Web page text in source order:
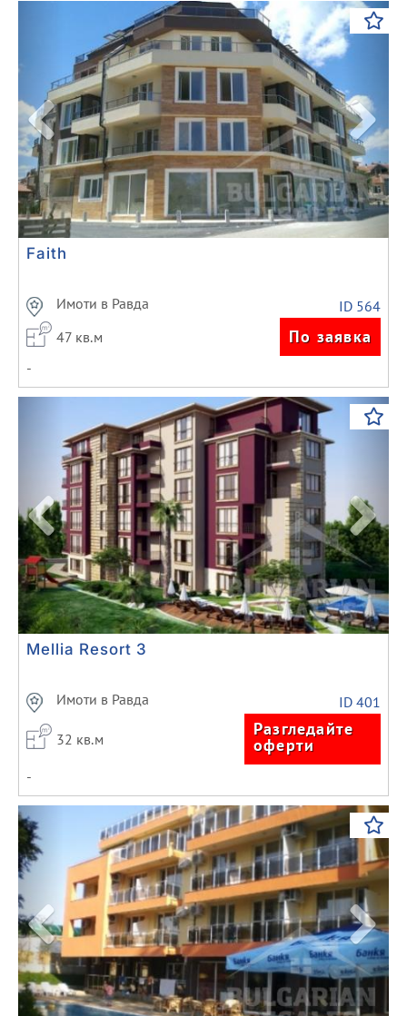
Next
Faith
Имоти в Равда
ID 564
47 кв.м
По заявка
-
Next
Mellia Resort 3
Имоти в Равда ID 401
32 кв.м Разгледайте
оферти
-
Next